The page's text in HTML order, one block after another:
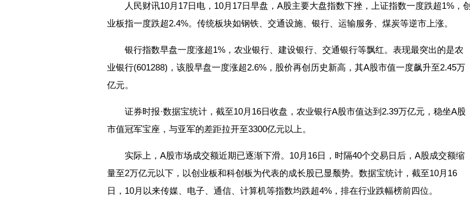
人民财讯10月17日电，10月17日早盘，A股主要大盘指数下挫，上证指数一度跌超1%，创
业板指一度跌超2.4%。传统板块如钢铁、交通设施、银行、运输服务、煤炭等逆市上涨。
银行指数早盘一度涨超1%，农业银行、建设银行、交通银行等飘红。表现最突出的是农
业银行(601288)，该股早盘一度涨超2.6%，股价再创历史新高，其A股市值一度飙升至2.45万
亿元。
证券时报·数据宝统计，截至10月16日收盘，农业银行A股市值达到2.39万亿元，稳坐A股
市值冠军宝座，与亚军的差距拉开至3300亿元以上。
实际上，A股市场成交额近期已逐渐下滑。10月16日，时隔40个交易日后，A股成交额缩
量至2万亿元以下，以创业板和科创板为代表的成长股已显颓势。数据宝统计，截至10月16
日，10月以来传媒、电子、通信、计算机等指数均跌超4%，排在行业跌幅榜前四位。